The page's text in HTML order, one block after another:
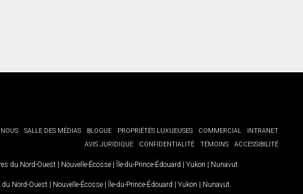
SALLE DES MÉDIAS BLOGUE PROPRIÉTÉS LUXUEUSES COMMERCIAL
INTRANET
AVIS JURIDIQUE
CONFIDENTIALITÉ TÉMOINS ACCESSIBILITÉ
du Nord-Ouest | Nouvelle-Écosse | Île-du-Prince-Édouard | Yukon | Nunavut
du Nord-Ouest | Nouvelle-Écosse | Île-du-Prince-Édouard | Yukon | Nunavut